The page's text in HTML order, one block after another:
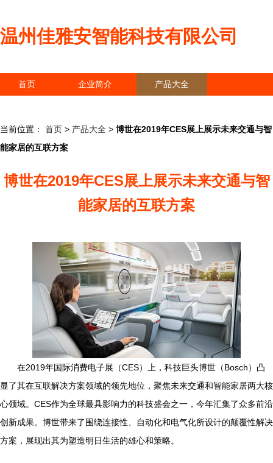
温州佳雅安智能科技有限公司
首页 企业简介 产品大全
当前位置： 首页 > 产品大全 > 博世在2019年CES展上展示未来交通与智
能家居的互联方案
博世在2019年CES展上展示未来交通与智
能家居的互联方案
在2019年国际消费电子展（CES）上，科技巨头博世（Bosch）凸
显了其在互联解决方案领域的领先地位，聚焦未来交通和智能家居两大核
心领域。CES作为全球最具影响力的科技盛会之一，今年汇集了众多前沿
创新成果。博世带来了围绕连接性、自动化和电气化所设计的颠覆性解决
方案，展现出其为塑造明日生活的雄心和策略。